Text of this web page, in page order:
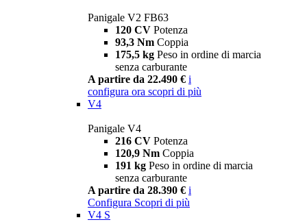
Panigale V2 FB63
120 CV Potenza
93,3 Nm Coppia
175,5 kg Peso in ordine di marcia
senza carburante
A partire da 22.490 € i
configura ora scopri di più
V4
Panigale V4
216 CV Potenza
120,9 Nm Coppia
191 kg Peso in ordine di marcia
senza carburante
A partire da 28.390 € i
Configura Scopri di più
V4 S